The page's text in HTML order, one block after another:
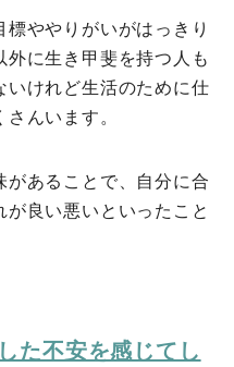
ややりがいがはっきり
外に生き甲斐を持つ人も
いけれど生活のために仕
んいます。
があることで、自分に合
が良い悪いといったこと
た不安を感じてし